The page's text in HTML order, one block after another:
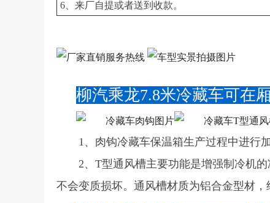
6、来厂自提或者送到收款。
柳汽乘龙7.8米冷藏车可在
1、肉钩冷藏车保温箱生产过程中进行
2、T型通风槽主要功能是增强制冷机
不会变质损坏。通风槽材质为铝合金型材，